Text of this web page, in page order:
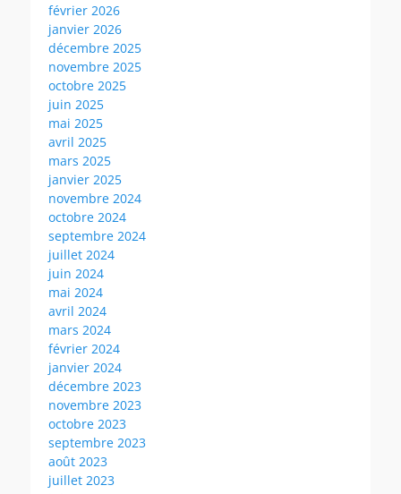
février 2026
janvier 2026
décembre 2025
novembre 2025
octobre 2025
juin 2025
mai 2025
avril 2025
mars 2025
janvier 2025
novembre 2024
octobre 2024
septembre 2024
juillet 2024
juin 2024
mai 2024
avril 2024
mars 2024
février 2024
janvier 2024
décembre 2023
novembre 2023
octobre 2023
septembre 2023
août 2023
juillet 2023